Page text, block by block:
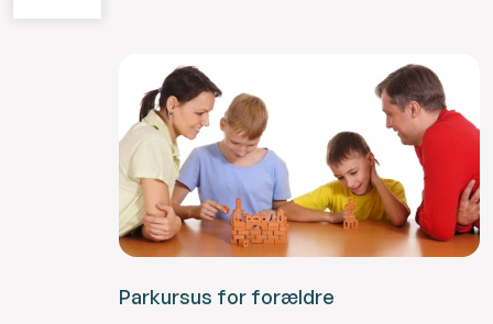
Parkursus for forældre